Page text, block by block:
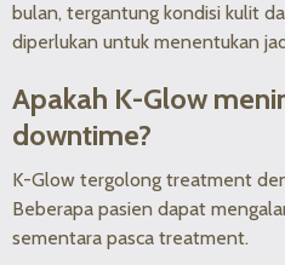
bulan, tergantung kondisi kulit
diperlukan untuk menentukan
Apakah K-Glow
downtime?
K-Glow tergolong treatment
Beberapa pasien dapat
sementara pasca treatment.